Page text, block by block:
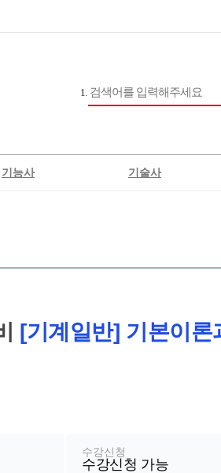
기능사 기술사
[기계일반] 기본이론
수강신청
수강신청 가능